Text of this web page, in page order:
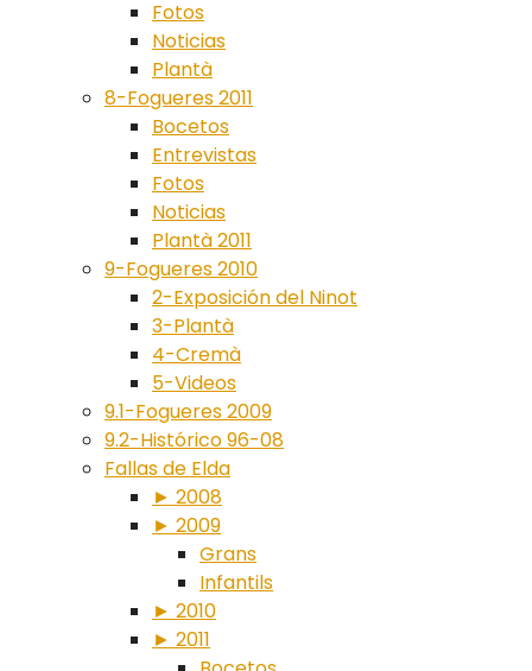
Fotos
Noticias
Plantà
8-Fogueres 2011
Bocetos
Entrevistas
Fotos
Noticias
Plantà 2011
9-Fogueres 2010
2-Exposición del Ninot
3-Plantà
4-Cremà
5-Videos
9.1-Fogueres 2009
9.2-Histórico 96-08
Fallas de Elda
► 2008
► 2009
Grans
Infantils
► 2010
► 2011